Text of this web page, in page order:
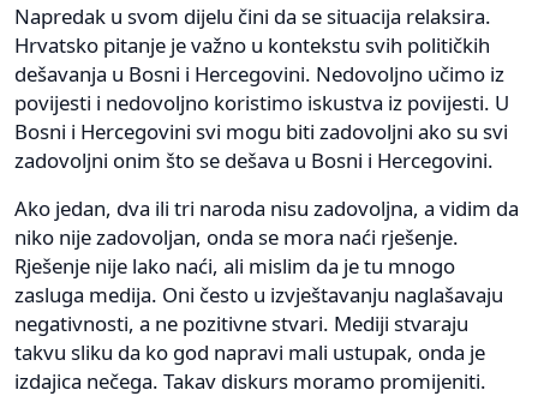
Napredak u svom dijelu čini da se situacija relaksira.
Hrvatsko pitanje je važno u kontekstu svih političkih
dešavanja u Bosni i Hercegovini. Nedovoljno učimo iz
povijesti i nedovoljno koristimo iskustva iz povijesti. U
Bosni i Hercegovini svi mogu biti zadovoljni ako su svi
zadovoljni onim što se dešava u Bosni i Hercegovini.
Ako jedan, dva ili tri naroda nisu zadovoljna, a vidim da
niko nije zadovoljan, onda se mora naći rješenje.
Rješenje nije lako naći, ali mislim da je tu mnogo
zasluga medija. Oni često u izvještavanju naglašavaju
negativnosti, a ne pozitivne stvari. Mediji stvaraju
takvu sliku da ko god napravi mali ustupak, onda je
izdajica nečega. Takav diskurs moramo promijeniti.